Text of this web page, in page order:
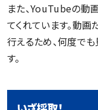
また、YouTubeの動
てくれています。動
行えるため、何度で
す。